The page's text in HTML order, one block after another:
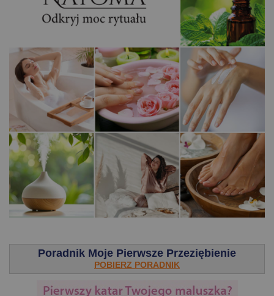
Poradnik Moje Pierwsze Przeziębienie
POBIERZ PORADNIK